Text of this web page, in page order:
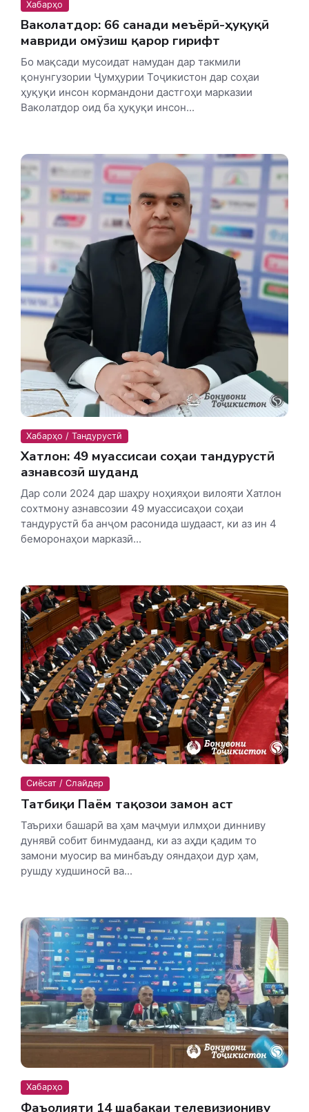
Хабарҳо
Ваколатдор: 66 санади меъёрӣ-ҳуқуқӣ
мавриди омӯзиш қарор гирифт
Бо мақсади мусоидат намудан дар такмили
қонунгузории Ҷумҳурии Тоҷикистон дар соҳаи
ҳуқуқи инсон кормандони дастгоҳи марказии
Ваколатдор оид ба ҳуқуқи инсон...
Хабарҳо / Тандурустӣ
Хатлон: 49 муассисаи соҳаи тандурустӣ
азнавсозӣ шуданд
Дар соли 2024 дар шаҳру ноҳияҳои вилояти Хатлон
сохтмону азнавсозии 49 муассисаҳои соҳаи
тандурустӣ ба анҷом расонида шудааст, ки аз ин 4
беморонаҳои марказӣ...
Сиёсат / Слайдер
Татбиқи Паём тақозои замон аст
Таърихи башарӣ ва ҳам маҷмуи илмҳои динниву
дунявӣ собит бинмудаанд, ки аз аҳди қадим то
замони муосир ва минбаъду ояндаҳои дур ҳам,
рушду худшиносӣ ва...
Хабарҳо
Фаъолияти 14 шабакаи телевизиониву